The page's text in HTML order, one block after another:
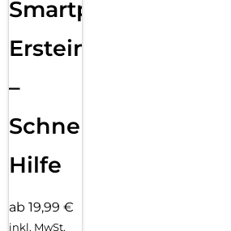
Smartphone
Ersteinrichtung
–
Schnelle
Hilfe
ab 19,99 €
inkl. MwSt.